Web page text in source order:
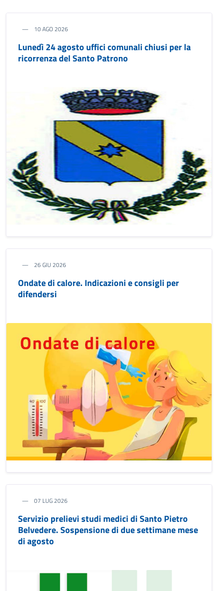
10 AGO 2026
Lunedì 24 agosto uffici comunali chiusi per la
ricorrenza del Santo Patrono
26 GIU 2026
Ondate di calore. Indicazioni e consigli per
difendersi
07 LUG 2026
Servizio prelievi studi medici di Santo Pietro
Belvedere. Sospensione di due settimane mese
di agosto